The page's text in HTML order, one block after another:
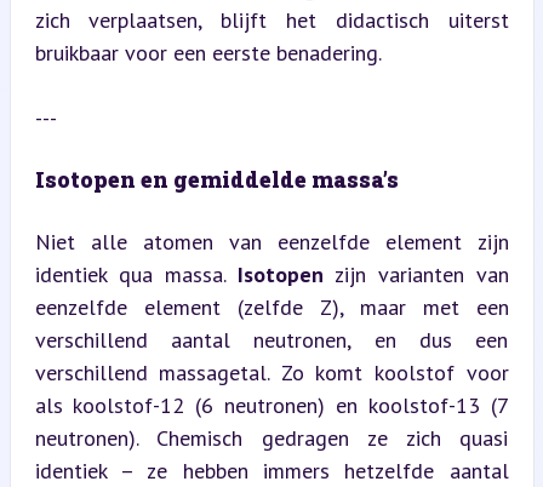
zich verplaatsen, blijft het didactisch uiterst
bruikbaar voor een eerste benadering.
---
Isotopen en gemiddelde massa’s
Niet alle atomen van eenzelfde element zijn
identiek qua massa. Isotopen zijn varianten van
eenzelfde element (zelfde Z), maar met een
verschillend aantal neutronen, en dus een
verschillend massagetal. Zo komt koolstof voor
als koolstof-12 (6 neutronen) en koolstof-13 (7
neutronen). Chemisch gedragen ze zich quasi
identiek – ze hebben immers hetzelfde aantal